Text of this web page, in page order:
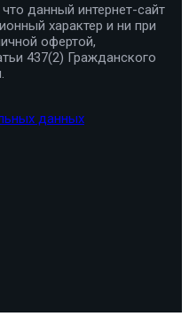
данный интернет-сайт
характер и ни при
офертой,
437(2) Гражданского
данных